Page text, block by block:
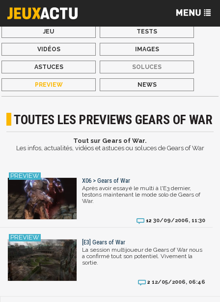
JEU TESTS
VIDÉOS IMAGES
ASTUCES SOLUCES
PREVIEW NEWS
TOUTES LES PREVIEWS GEARS OF WAR
Tout sur Gears of War.
Les infos, actualités, vidéos et astuces ou soluces de Gears of War
X06 > Gears of War
Après avoir essayé le multi à l'E3 dernier,
testons maintenant le mode solo de Gears of
War.
12 30/09/2006, 11:30
[E3] Gears of War
La session multijoueur de Gears of War nous
a confirmé tout son potentiel. Vivement la
sortie.
2 12/05/2006, 06:46